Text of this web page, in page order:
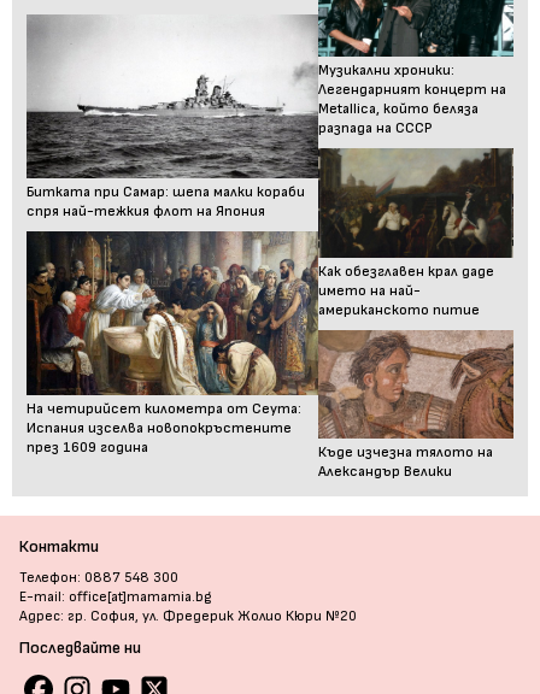
Битката при Самар: шепа малки кораби
спря най-тежкия флот на Япония
На четирийсет километра от Сеута:
Испания изселва новопокръстените
през 1609 година
Музикални хроники:
Легендарният концерт на
Metallica, който беляза
разпада на СССР
Как обезглавен крал даде
името на най-
американското питие
Къде изчезна тялото на
Александър Велики
Контакти
Телефон: 0887 548 300
E-mail: office[at]mamamia.bg
Адрес: гр. София, ул. Фредерик Жолио Кюри №20
Последвайте ни